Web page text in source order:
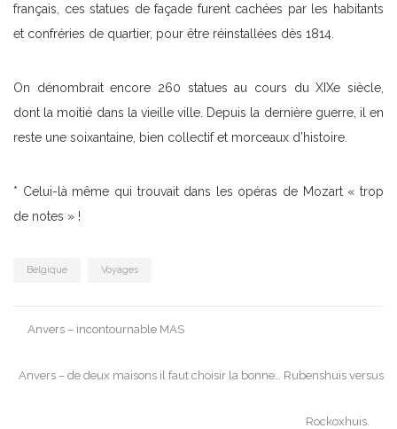
français, ces statues de façade furent cachées par les habitants
et confréries de quartier, pour être réinstallées dès 1814.
On dénombrait encore 260 statues au cours du XIXe siècle,
dont la moitié dans la vieille ville. Depuis la dernière guerre, il en
reste une soixantaine, bien collectif et morceaux d’histoire.
* Celui-là même qui trouvait dans les opéras de Mozart « trop
de notes » !
Belgique Voyages
Post
Anvers – incontournable MAS
Anvers – de deux maisons il faut choisir la bonne… Rubenshuis versus
Rockoxhuis.